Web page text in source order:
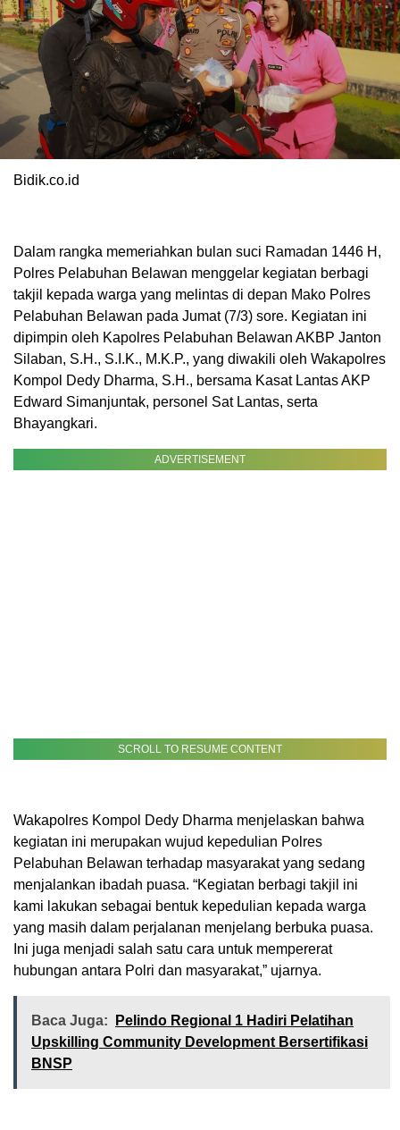
Bidik.co.id
Dalam rangka memeriahkan bulan suci Ramadan 1446 H,
Polres Pelabuhan Belawan menggelar kegiatan berbagi
takjil kepada warga yang melintas di depan Mako Polres
Pelabuhan Belawan pada Jumat (7/3) sore. Kegiatan ini
dipimpin oleh Kapolres Pelabuhan Belawan AKBP Janton
Silaban, S.H., S.I.K., M.K.P., yang diwakili oleh Wakapolres
Kompol Dedy Dharma, S.H., bersama Kasat Lantas AKP
Edward Simanjuntak, personel Sat Lantas, serta
Bhayangkari.
ADVERTISEMENT
SCROLL TO RESUME CONTENT
Wakapolres Kompol Dedy Dharma menjelaskan bahwa
kegiatan ini merupakan wujud kepedulian Polres
Pelabuhan Belawan terhadap masyarakat yang sedang
menjalankan ibadah puasa. “Kegiatan berbagi takjil ini
kami lakukan sebagai bentuk kepedulian kepada warga
yang masih dalam perjalanan menjelang berbuka puasa.
Ini juga menjadi salah satu cara untuk mempererat
hubungan antara Polri dan masyarakat,” ujarnya.
Baca Juga:
Pelindo Regional 1 Hadiri Pelatihan
Upskilling Community Development Bersertifikasi
BNSP